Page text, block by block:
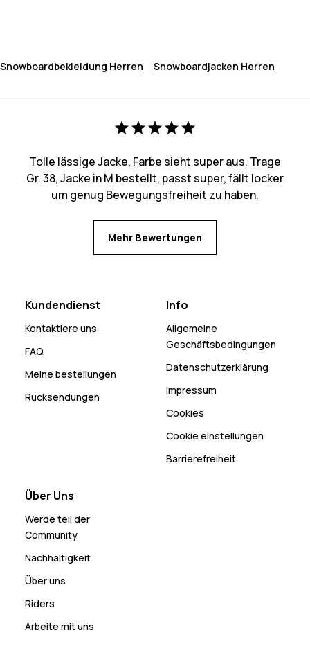
Snowboardbekleidung Herren Snowboardjacken Herren
Tolle lässige Jacke, Farbe sieht super aus. Trage
Gr. 38, Jacke in M bestellt, passt super, fällt locker
um genug Bewegungsfreiheit zu haben.
Mehr Bewertungen
Kundendienst
Kontaktiere uns
FAQ
Meine bestellungen
Rücksendungen
Info
Allgemeine
Geschäftsbedingungen
Datenschutzerklärung
Impressum
Cookies
Cookie einstellungen
Barrierefreiheit
Über Uns
Werde teil der
Community
Nachhaltigkeit
Über uns
Riders
Arbeite mit uns